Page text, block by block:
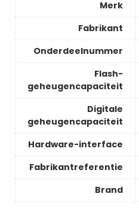
Merk
Fabrikant
Onderdeelnummer
Flash-
geheugencapaciteit
Digitale
geheugencapaciteit
Hardware-interface
Fabrikantreferentie
Brand